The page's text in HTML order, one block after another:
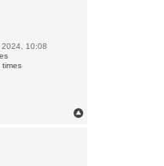
10:08
times